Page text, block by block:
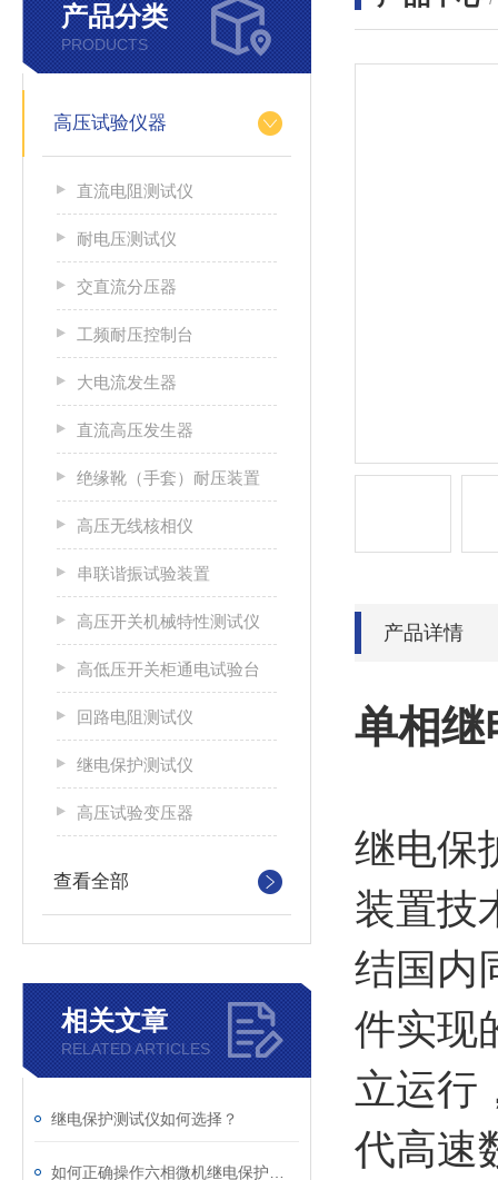
产品分类
PRODUCTS
高压试验仪器
直流电阻测试仪
耐电压测试仪
交直流分压器
工频耐压控制台
大电流发生器
直流高压发生器
绝缘靴（手套）耐压装置
高压无线核相仪
串联谐振试验装置
高压开关机械特性测试仪
高低压开关柜通电试验台
回路电阻测试仪
继电保护测试仪
高压试验变压器
查看全部
相关文章
RELATED ARTICLES
继电保护测试仪如何选择？
产品详情
单相继
继电保
装置技
结国内
件实现
立运行
代高速